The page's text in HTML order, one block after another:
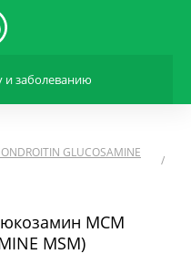
GLUCOSAMINE
МСМ
MSM)